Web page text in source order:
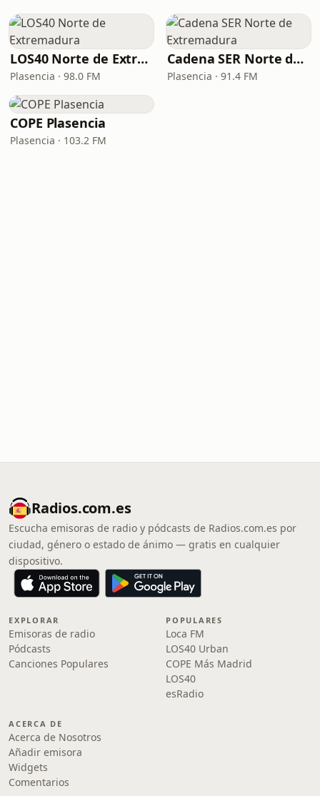
LOS40 Norte de Extremadura
Plasencia · 98.0 FM
Cadena SER Norte de Extremadura
Plasencia · 91.4 FM
COPE Plasencia
Plasencia · 103.2 FM
Radios.com.es
Escucha emisoras de radio y pódcasts de Radios.com.es por
ciudad, género o estado de ánimo — gratis en cualquier
dispositivo.
EXPLORAR
Emisoras de radio
Pódcasts
Canciones Populares
POPULARES
Loca FM
LOS40 Urban
COPE Más Madrid
LOS40
esRadio
ACERCA DE
Acerca de Nosotros
Añadir emisora
Widgets
Comentarios